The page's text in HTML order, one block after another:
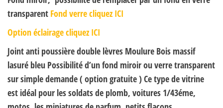
transparent Fond verre cliquez ICI
Option éclairage cliquez ICI
Joint anti poussière double lèvres Moulure Bois massif
lasuré bleu Possibilité d’un fond miroir ou verre transparent
sur simple demande ( option gratuite ) Ce type de vitrine
est idéal pour les soldats de plomb, voitures 1/43éme,